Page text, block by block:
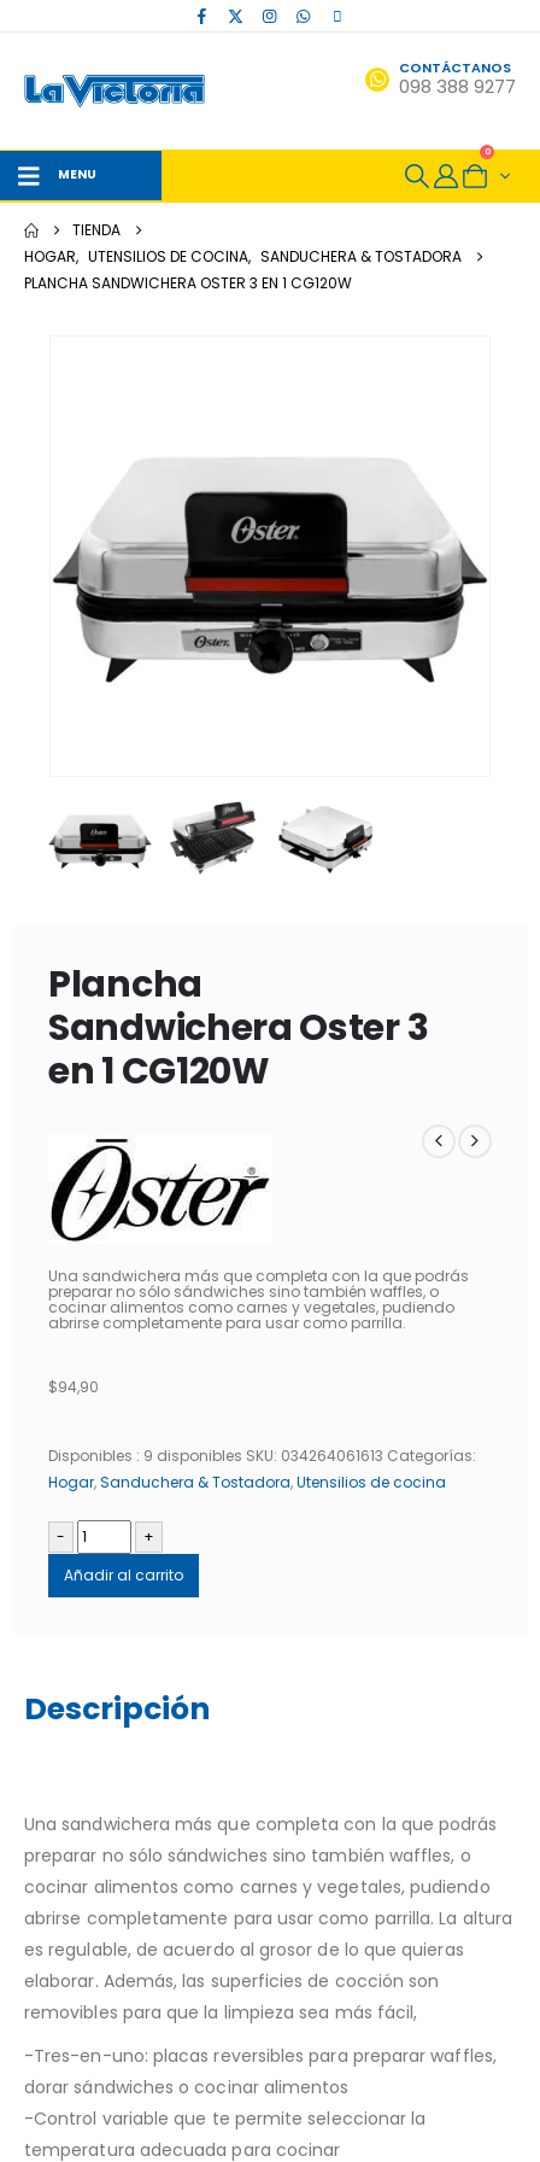
CONTÁCTANOS
098 388 9277
MENU
0
TIENDA
HOGAR, UTENSILIOS DE COCINA, SANDUCHERA & TOSTADORA
PLANCHA SANDWICHERA OSTER 3 EN 1 CG120W
Plancha
Sandwichera Oster 3
en 1 CG120W
Una sandwichera más que completa con la que podrás
preparar no sólo sándwiches sino también waffles, o
cocinar alimentos como carnes y vegetales, pudiendo
abrirse completamente para usar como parrilla.
$94,90
Disponibles : 9 disponibles SKU: 034264061613 Categorías:
Hogar,Sanduchera & Tostadora,Utensilios de cocina
-
+
Añadir al carrito
Descripción
Una sandwichera más que completa con la que podrás
preparar no sólo sándwiches sino también waffles, o
cocinar alimentos como carnes y vegetales, pudiendo
abrirse completamente para usar como parrilla. La altura
es regulable, de acuerdo al grosor de lo que quieras
elaborar. Además, las superficies de cocción son
removibles para que la limpieza sea más fácil,
-Tres-en-uno: placas reversibles para preparar waffles,
dorar sándwiches o cocinar alimentos
-Control variable que te permite seleccionar la
temperatura adecuada para cocinar